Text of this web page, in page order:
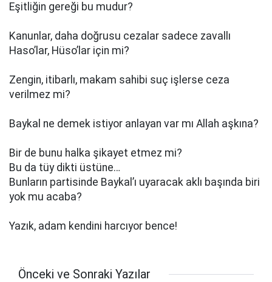
Eşitliğin gereği bu mudur?
Kanunlar, daha doğrusu cezalar sadece zavallı
Haso’lar, Hüso’lar için mi?
Zengin, itibarlı, makam sahibi suç işlerse ceza
verilmez mi?
Baykal ne demek istiyor anlayan var mı Allah aşkına?
Bir de bunu halka şikayet etmez mi?
Bu da tüy dikti üstüne…
Bunların partisinde Baykal’ı uyaracak aklı başında biri
yok mu acaba?
Yazık, adam kendini harcıyor bence!
Önceki ve Sonraki Yazılar